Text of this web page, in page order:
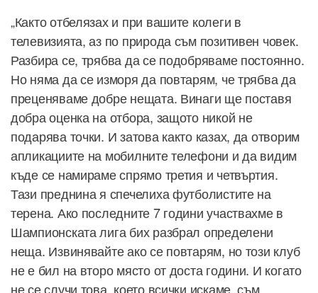
„Както отбелязах и при вашите колеги в
телевизията, аз по природа съм позитивен човек.
Разбира се, трябва да се подобряваме постоянно.
Но няма да се изморя да повтарям, че трябва да
преценяваме добре нещата. Винаги ще поставя
добра оценка на отбора, защото никой не
подарява точки. И затова както казах, да отворим
апликациите на мобилните телефони и да видим
къде се намираме спрямо третия и четвъртия.
Тази преднина я спечелиха футболистите на
терена. Ако последните 7 години участвахме в
Шампионската лига бих разбрал определени
неща. Извинявайте ако се повтарям, но този клуб
не е бил на второ място от доста години. И когато
не се случи това, което всички искаме, съм